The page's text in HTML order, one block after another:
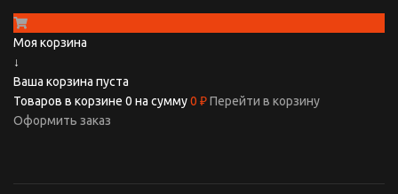
Моя корзина
↓
Ваша корзина пуста
Товаров в корзине 0 на сумму0 ₽Перейти в корзину
Оформить заказ